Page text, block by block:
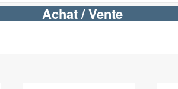
Achat / Vente